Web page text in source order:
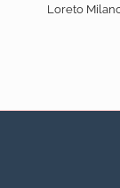
Loreto